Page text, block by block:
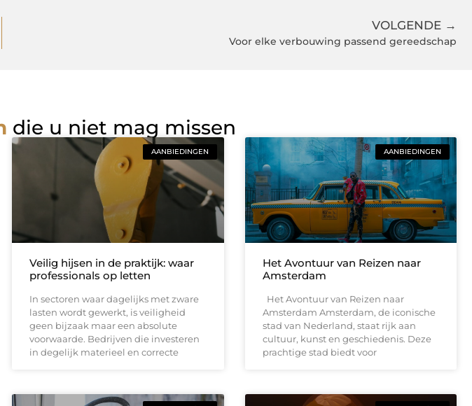
VOLGENDE →
Voor elke verbouwing passend gereedschap
die u niet mag missen
AANBIEDINGEN
Veilig hijsen in de praktijk: waar
professionals op letten
In sectoren waar dagelijks met zware
lasten wordt gewerkt, is veiligheid
geen bijzaak maar een absolute
voorwaarde. Bedrijven die investeren
in degelijk materieel en correcte
AANBIEDINGEN
Het Avontuur van Reizen naar
Amsterdam
Het Avontuur van Reizen naar
Amsterdam Amsterdam, de iconische
stad van Nederland, staat rijk aan
cultuur, kunst en geschiedenis. Deze
prachtige stad biedt voor